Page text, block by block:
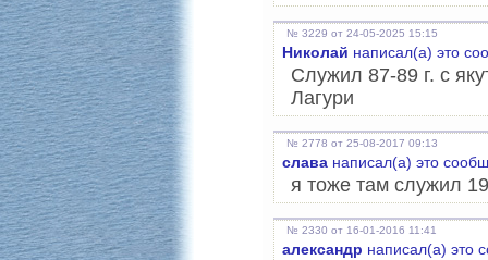
№ 3229 от 24-05-2025 15:15
Николай написал(а) это
Служил 87-89 г. с
Лагури
№ 2778 от 25-08-2017 09:13
слава написал(а) это
я тоже там служил
№ 2330 от 16-01-2016 11:41
александр написал(а) это